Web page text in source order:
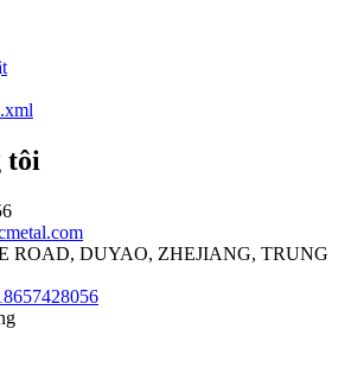
tôi
ROAD, DUYAO, ZHEJIANG, TRUNG